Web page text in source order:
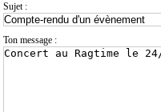
Annoncer
évènement
Sujet :
Ton message :